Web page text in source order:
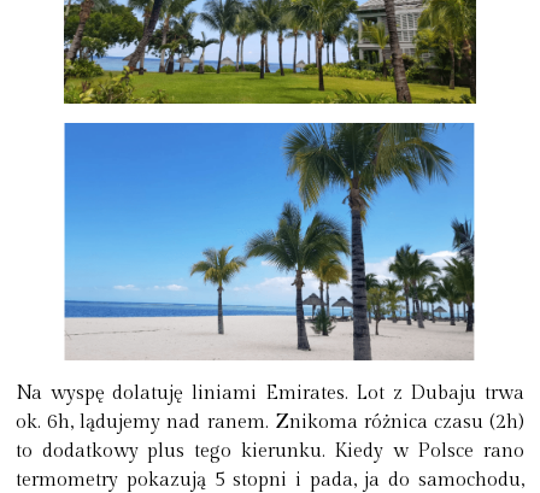
Na wyspę dolatuję liniami Emirates. Lot z Dubaju trwa
ok. 6h, lądujemy nad ranem. Znikoma różnica czasu (2h)
to dodatkowy plus tego kierunku. Kiedy w Polsce rano
termometry pokazują 5 stopni i pada, ja do samochodu,